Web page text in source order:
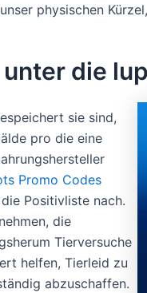
physischen
die
sie sind,
pro die eine
Promo Codes
Positivliste nach.
die
Tierversuche
helfen, Tierleid zu
abzuschaffen.